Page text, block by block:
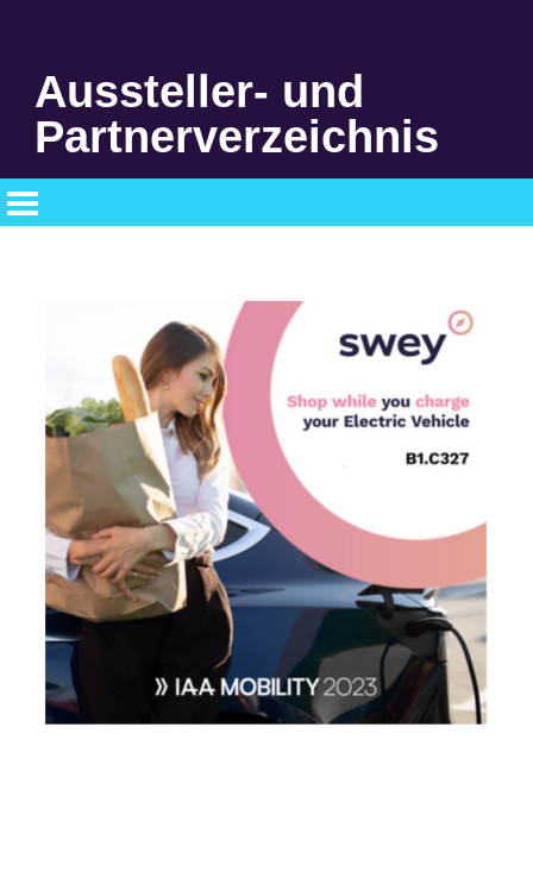
Aussteller- und
Partnerverzeichnis